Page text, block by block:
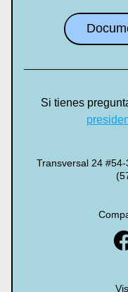
Transversal 24